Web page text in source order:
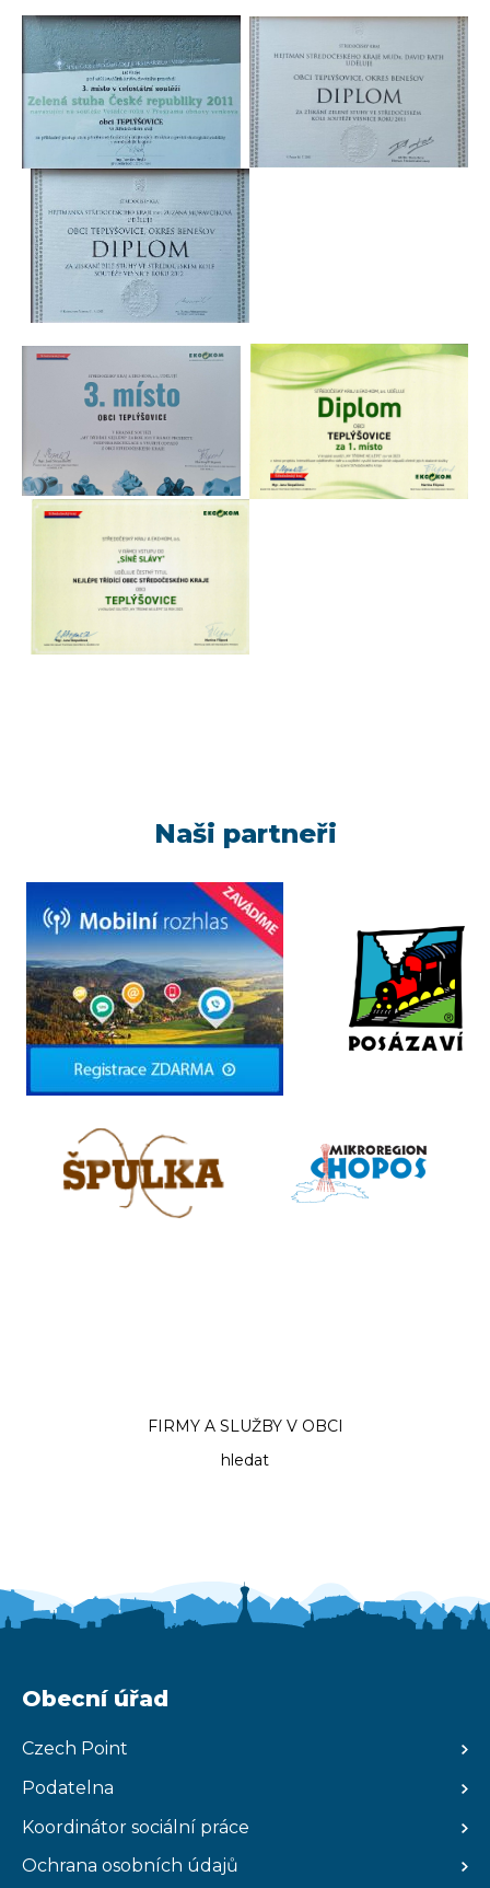
Naši partneři
FIRMY A SLUŽBY V OBCI
hledat
Obecní úřad
Czech Point
Podatelna
Koordinátor sociální práce
Ochrana osobních údajů